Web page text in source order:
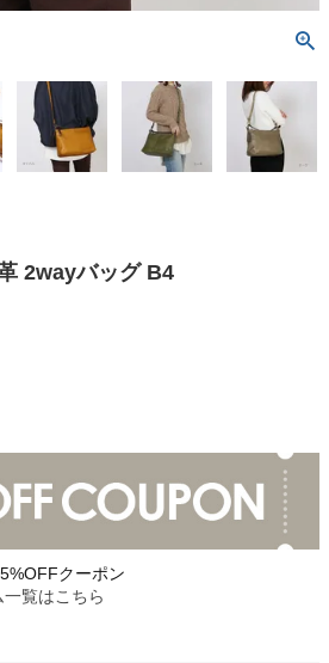
2wayバッグ B4
クーポン
覧はこちら